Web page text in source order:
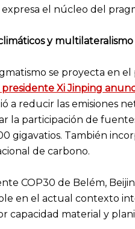
expresa el núcleo del
y
se proyecta en
Xi Jinping
a reducir las emisiones
la participación de
gigavatios. También
de carbono.
COP30 de Belém,
en el actual contexto
capacidad material y